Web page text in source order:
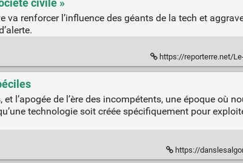
civile »
va renforcer l’influence des géants de la tech et
https://reporterre.net/Le-boycott-
et l’apogée de l’ère des incompétents, une époque où
technologie soit créée spécifiquement pour
https://